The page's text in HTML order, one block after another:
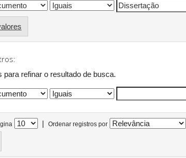
para refinar o resultado de busca.
| Ordenar registros por